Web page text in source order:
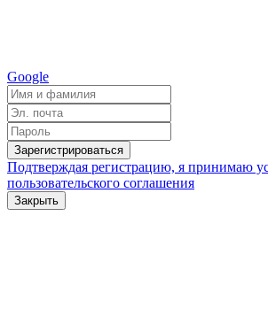
Google
Зарегистрироваться
Подтверждая регистрацию, я принимаю
пользовательского соглашения
Закрыть